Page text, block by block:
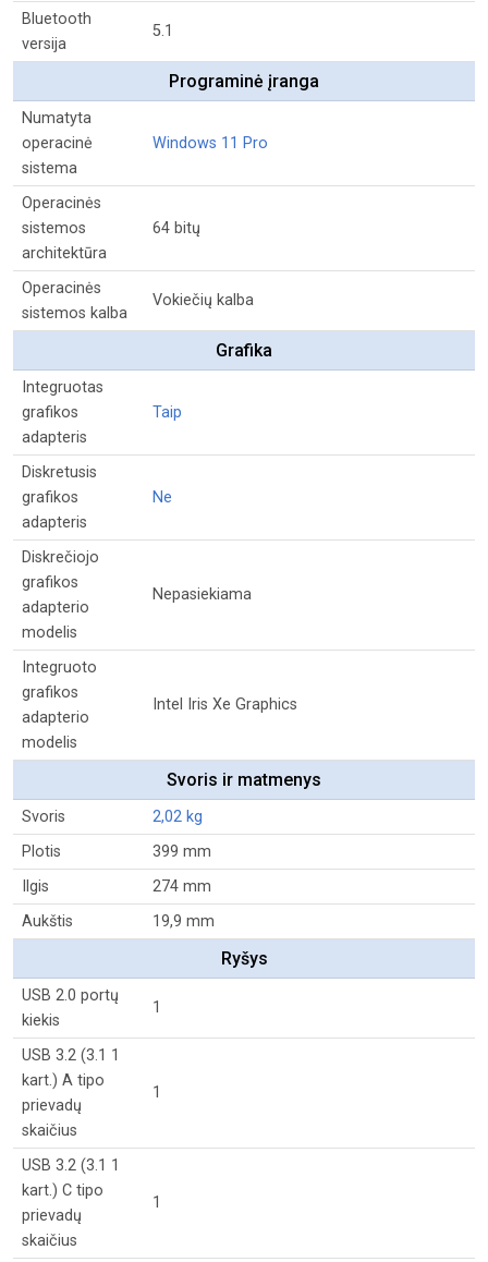
Bluetooth
versija
5.1
Programinė įranga
Numatyta
operacinė
sistema
Windows 11 Pro
Operacinės
sistemos
architektūra
64 bitų
Operacinės
sistemos kalba
Vokiečių kalba
Grafika
Integruotas
grafikos
adapteris
Taip
Diskretusis
grafikos
adapteris
Ne
Diskrečiojo
grafikos
adapterio
modelis
Nepasiekiama
Integruoto
grafikos
adapterio
modelis
Intel Iris Xe Graphics
Svoris ir matmenys
Svoris
2,02 kg
Plotis
399 mm
Ilgis
274 mm
Aukštis
19,9 mm
Ryšys
USB 2.0 portų
kiekis
1
USB 3.2 (3.1 1
kart.) A tipo
prievadų
skaičius
1
USB 3.2 (3.1 1
kart.) C tipo
prievadų
skaičius
1